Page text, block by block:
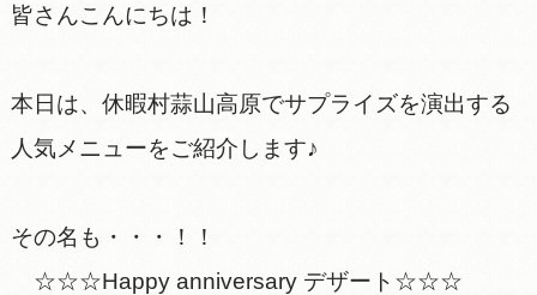
皆さんこんにちは！
本日は、休暇村蒜山高原でサプライズを演出する
人気メニューをご紹介します♪
その名も・・・！！
☆☆☆Happy anniversary デザート☆☆☆